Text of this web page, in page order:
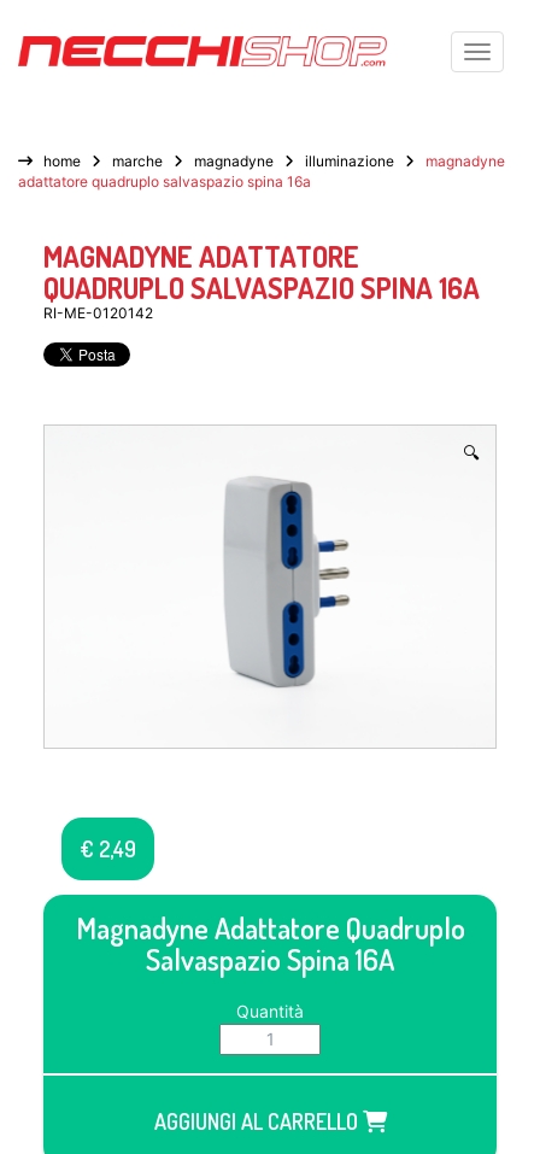
Toggle
home marche magnadyne illuminazione
magnadyne
adattatore quadruplo salvaspazio spina 16a
MAGNADYNE ADATTATORE
QUADRUPLO SALVASPAZIO SPINA 16A
RI-ME-0120142
🔍
€ 2,49
Magnadyne Adattatore Quadruplo
Salvaspazio Spina 16A
Quantità
AGGIUNGI AL CARRELLO